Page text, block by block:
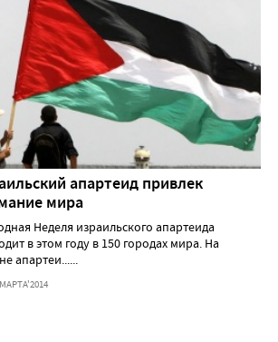
апартеид привлек
мира
Неделя израильского апартеида
в этом году в 150 городах мира. На
апартеи......